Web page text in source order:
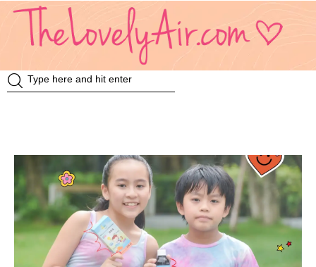
Knowledge
Insurance
VDO